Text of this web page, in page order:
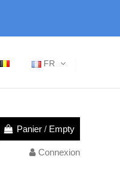
FR
Panier / Empty
Connexion